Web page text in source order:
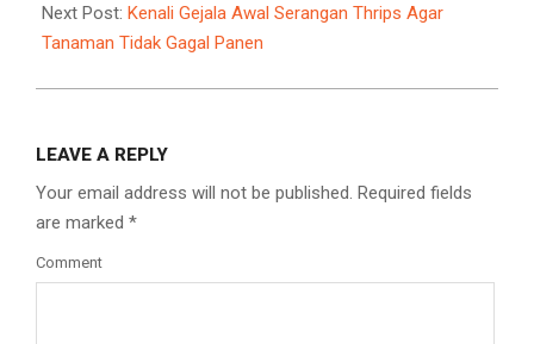
Next Post: Kenali Gejala Awal Serangan Thrips Agar
Tanaman Tidak Gagal Panen
LEAVE A REPLY
Your email address will not be published. Required fields
are marked *
Comment